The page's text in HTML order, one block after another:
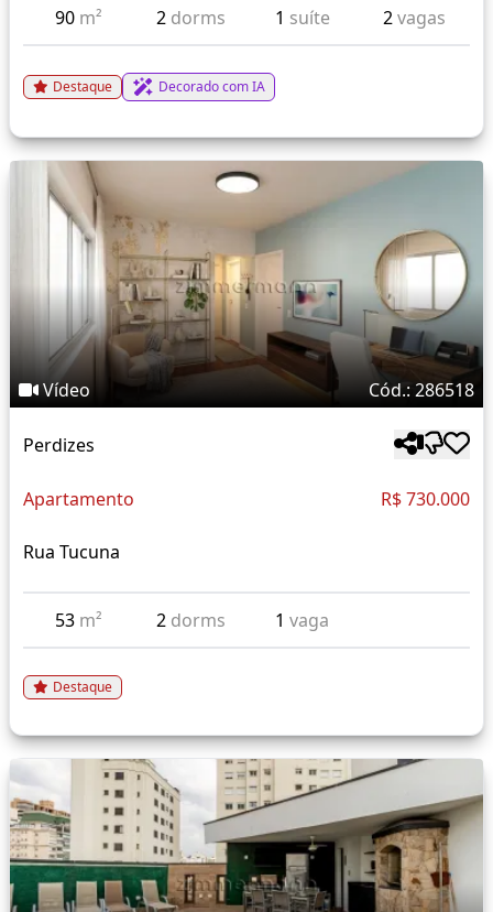
90 m² 2 dorms 1 suíte 2vagas
Destaque Decorado com IA
Vídeo Cód.: 286518
Perdizes
Apartamento R$ 730.000
Rua Tucuna
53 m² 2 dorms 1vaga
Destaque